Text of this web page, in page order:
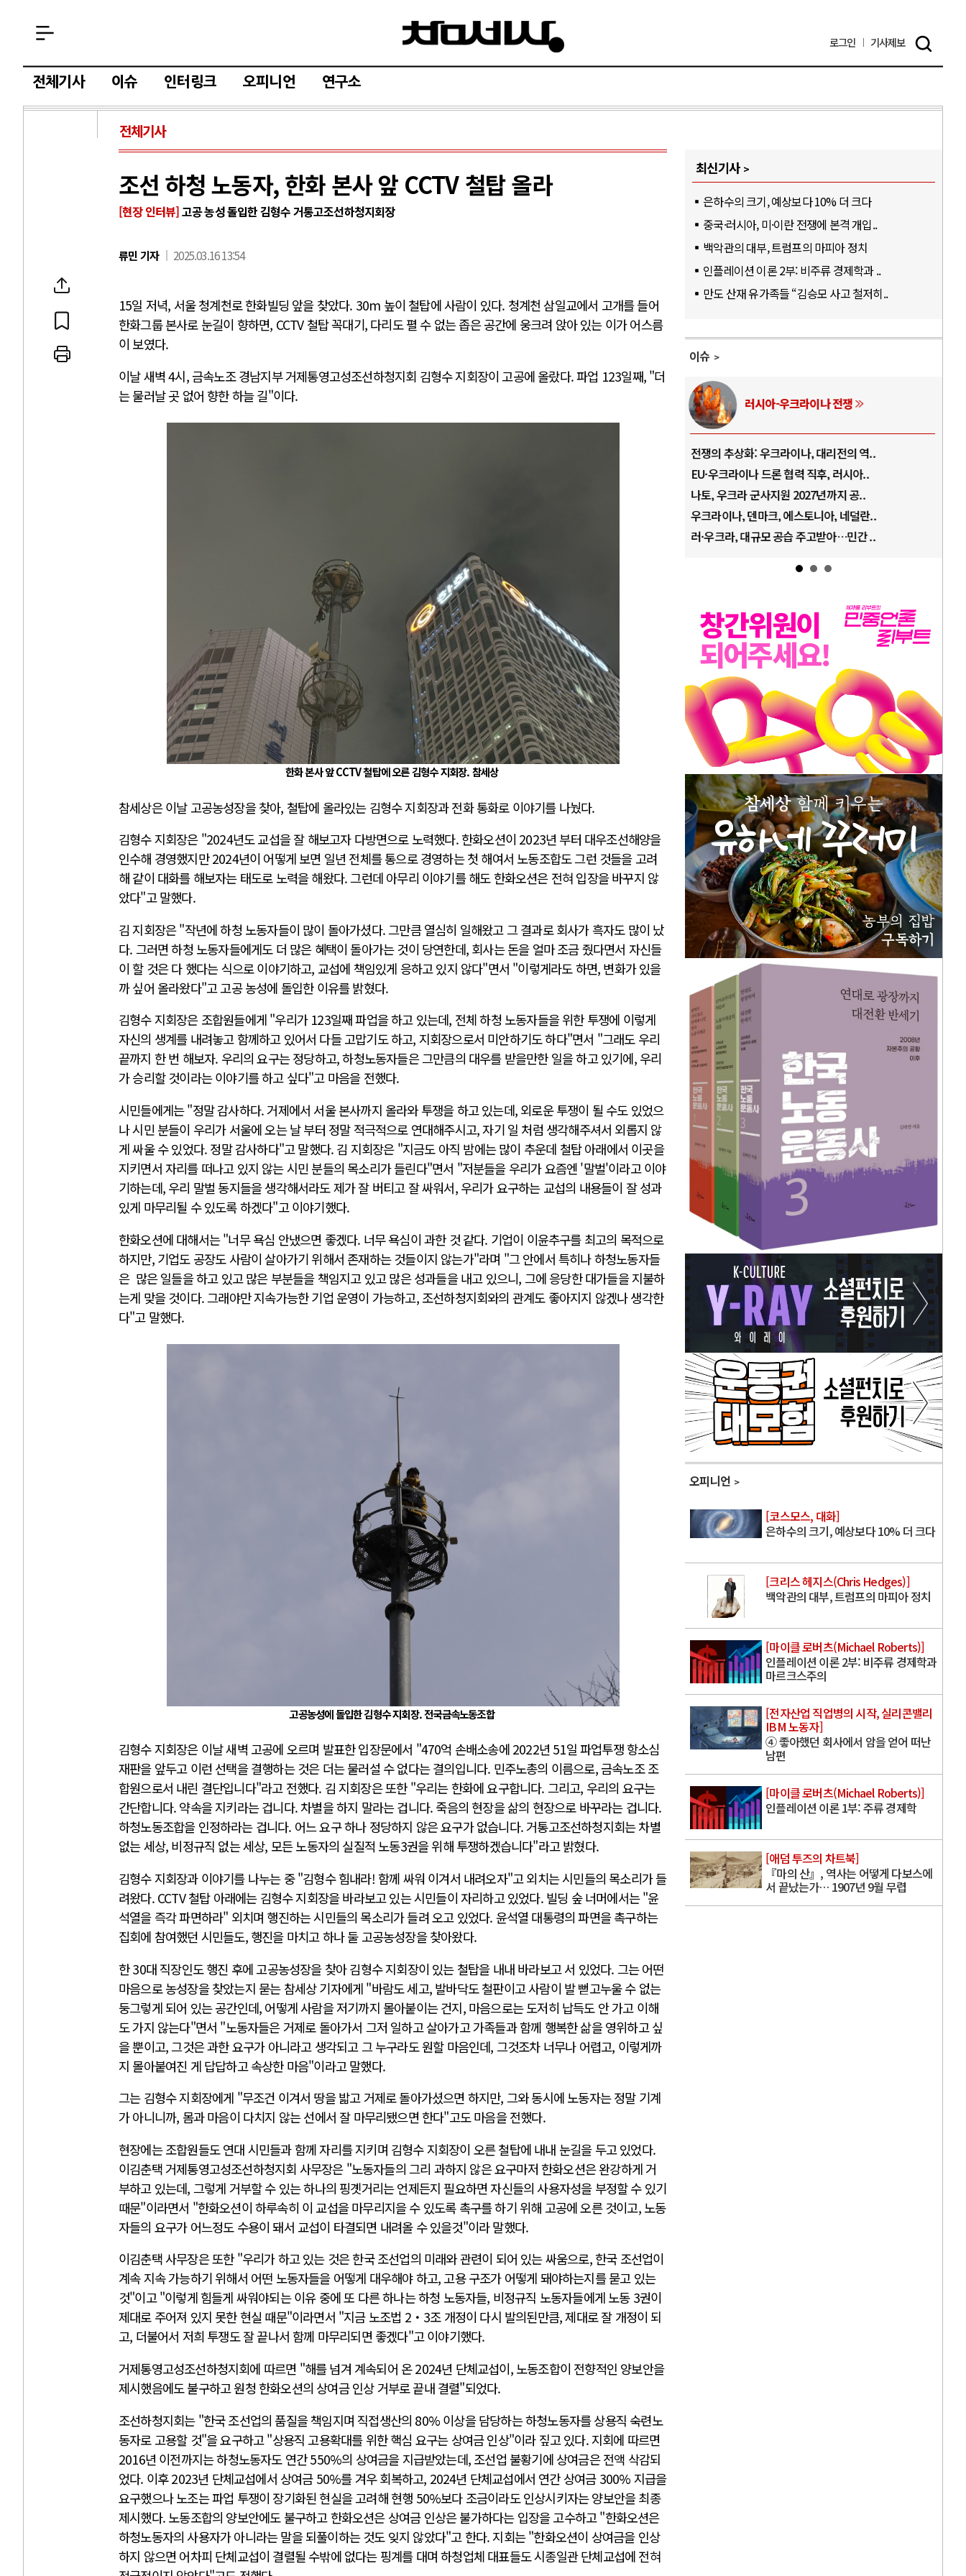
로그인 기사제보
전체기사 이슈 인터링크 오피니언 연구소
전체기사
조선 하청 노동자, 한화 본사 앞 CCTV 철탑 올라
[현장 인터뷰]고공 농성 돌입한 김형수 거통고조선하청지회장
류민 기자 2025.03.16 13:54
15일 저녁, 서울 청계천로 한화빌딩 앞을 찾았다. 30m 높이 철탑에 사람이 있다. 청계천 삼일교에서 고개를 들어
한화그룹 본사로 눈길이 향하면, CCTV 철탑 꼭대기, 다리도 펼 수 없는 좁은 공간에 웅크려 앉아 있는 이가 어스름
이 보였다.
이날 새벽 4시, 금속노조 경남지부 거제통영고성조선하청지회 김형수 지회장이 고공에 올랐다. 파업 123일째, "더
는 물러날 곳 없어 향한 하늘 길"이다.
한화 본사 앞 CCTV 철탑에 오른 김형수 지회장. 참세상
참세상은 이날 고공농성장을 찾아, 철탑에 올라있는 김형수 지회장과 전화 통화로 이야기를 나눴다.
김형수 지회장은 "2024년도 교섭을 잘 해보고자 다방면으로 노력했다. 한화오션이 2023년 부터 대우조선해양을
인수해 경영했지만 2024년이 어떻게 보면 일년 전체를 통으로 경영하는 첫 해여서 노동조합도 그런 것들을 고려
해 같이 대화를 해보자는 태도로 노력을 해왔다. 그런데 아무리 이야기를 해도 한화오션은 전혀 입장을 바꾸지 않
았다"고 말했다.
김 지회장은 "작년에 하청 노동자들이 많이 돌아가셨다. 그만큼 열심히 일해왔고 그 결과로 회사가 흑자도 많이 났
다. 그러면 하청 노동자들에게도 더 많은 혜택이 돌아가는 것이 당연한데, 회사는 돈을 얼마 조금 줬다면서 자신들
이 할 것은 다 했다는 식으로 이야기하고, 교섭에 책임있게 응하고 있지 않다"면서 "이렇게라도 하면, 변화가 있을
까 싶어 올라왔다"고 고공 농성에 돌입한 이유를 밝혔다.
김형수 지회장은 조합원들에게 "우리가 123일째 파업을 하고 있는데, 전체 하청 노동자들을 위한 투쟁에 이렇게
자신의 생계를 내려놓고 함께하고 있어서 다들 고맙기도 하고, 지회장으로서 미안하기도 하다"면서 "그래도 우리
끝까지 한 번 해보자. 우리의 요구는 정당하고, 하청노동자들은 그만큼의 대우를 받을만한 일을 하고 있기에, 우리
가 승리할 것이라는 이야기를 하고 싶다"고 마음을 전했다.
시민들에게는 "정말 감사하다. 거제에서 서울 본사까지 올라와 투쟁을 하고 있는데, 외로운 투쟁이 될 수도 있었으
나 시민 분들이 우리가 서울에 오는 날 부터 정말 적극적으로 연대해주시고, 자기 일 처럼 생각해주셔서 외롭지 않
게 싸울 수 있었다. 정말 감사하다"고 말했다. 김 지회장은 "지금도 아직 밤에는 많이 추운데 철탑 아래에서 이곳을
지키면서 자리를 떠나고 있지 않는 시민 분들의 목소리가 들린다"면서 "저분들을 우리가 요즘엔 '말벌'이라고 이야
기하는데, 우리 말벌 동지들을 생각해서라도 제가 잘 버티고 잘 싸워서, 우리가 요구하는 교섭의 내용들이 잘 성과
있게 마무리될 수 있도록 하겠다"고 이야기했다.
한화오션에 대해서는 "너무 욕심 안냈으면 좋겠다. 너무 욕심이 과한 것 같다. 기업이 이윤추구를 최고의 목적으로
하지만, 기업도 공장도 사람이 살아가기 위해서 존재하는 것들이지 않는가"라며 "그 안에서 특히나 하청노동자들
은 많은 일들을 하고 있고 많은 부분들을 책임지고 있고 많은 성과들을 내고 있으니, 그에 응당한 대가들을 지불하
는게 맞을 것이다. 그래야만 지속가능한 기업 운영이 가능하고, 조선하청지회와의 관계도 좋아지지 않겠나 생각한
다"고 말했다.
고공농성에 돌입한 김형수 지회장. 전국금속노동조합
김형수 지회장은 이날 새벽 고공에 오르며 발표한 입장문에서 "470억 손배소송에 2022년 51일 파업투쟁 항소심
재판을 앞두고 이런 선택을 결행하는 것은 더는 물러설 수 없다는 결의입니다. 민주노총의 이름으로, 금속노조 조
합원으로서 내린 결단입니다"라고 전했다. 김 지회장은 또한 "우리는 한화에 요구합니다. 그리고, 우리의 요구는
간단합니다. 약속을 지키라는 겁니다. 차별을 하지 말라는 겁니다. 죽음의 현장을 삶의 현장으로 바꾸라는 겁니다.
하청노동조합을 인정하라는 겁니다. 어느 요구 하나 정당하지 않은 요구가 없습니다. 거통고조선하청지회는 차별
없는 세상, 비정규직 없는 세상, 모든 노동자의 실질적 노동3권을 위해 투쟁하겠습니다"라고 밝혔다.
김형수 지회장과 이야기를 나누는 중 "김형수 힘내라! 함께 싸워 이겨서 내려오자"고 외치는 시민들의 목소리가 들
려왔다. CCTV 철탑 아래에는 김형수 지회장을 바라보고 있는 시민들이 자리하고 있었다. 빌딩 숲 너머에서는 "윤
석열을 즉각 파면하라" 외치며 행진하는 시민들의 목소리가 들려 오고 있었다. 윤석열 대통령의 파면을 촉구하는
집회에 참여했던 시민들도, 행진을 마치고 하나 둘 고공농성장을 찾아왔다.
한 30대 직장인도 행진 후에 고공농성장을 찾아 김형수 지회장이 있는 철탑을 내내 바라보고 서 있었다. 그는 어떤
마음으로 농성장을 찾았는지 묻는 참세상 기자에게 "바람도 세고, 발바닥도 철판이고 사람이 발 뻗고누울 수 없는
둥그렇게 되어 있는 공간인데, 어떻게 사람을 저기까지 몰아붙이는 건지, 마음으로는 도저히 납득도 안 가고 이해
도 가지 않는다"면서 "노동자들은 거제로 돌아가서 그저 일하고 살아가고 가족들과 함께 행복한 삶을 영위하고 싶
을 뿐이고, 그것은 과한 요구가 아니라고 생각되고 그 누구라도 원할 마음인데, 그것조차 너무나 어렵고, 이렇게까
지 몰아붙여진 게 답답하고 속상한 마음"이라고 말했다.
그는 김형수 지회장에게 "무조건 이겨서 땅을 밟고 거제로 돌아가셨으면 하지만, 그와 동시에 노동자는 정말 기계
가 아니니까, 몸과 마음이 다치지 않는 선에서 잘 마무리됐으면 한다"고도 마음을 전했다.
현장에는 조합원들도 연대 시민들과 함께 자리를 지키며 김형수 지회장이 오른 철탑에 내내 눈길을 두고 있었다.
이김춘택 거제통영고성조선하청지회 사무장은 "노동자들의 그리 과하지 않은 요구마저 한화오션은 완강하게 거
부하고 있는데, 그렇게 거부할 수 있는 하나의 핑곗거리는 언제든지 필요하면 자신들의 사용자성을 부정할 수 있기
때문"이라면서 "한화오션이 하루속히 이 교섭을 마무리지을 수 있도록 촉구를 하기 위해 고공에 오른 것이고, 노동
자들의 요구가 어느정도 수용이 돼서 교섭이 타결되면 내려올 수 있을것"이라 말했다.
이김춘택 사무장은 또한 "우리가 하고 있는 것은 한국 조선업의 미래와 관련이 되어 있는 싸움으로, 한국 조선업이
계속 지속 가능하기 위해서 어떤 노동자들을 어떻게 대우해야 하고, 고용 구조가 어떻게 돼야하는지를 묻고 있는
것"이고 "이렇게 힘들게 싸워야되는 이유 중에 또 다른 하나는 하청 노동자들, 비정규직 노동자들에게 노동 3권이
제대로 주어져 있지 못한 현실 때문"이라면서 "지금 노조법 2・3조 개정이 다시 발의된만큼, 제대로 잘 개정이 되
고, 더불어서 저희 투쟁도 잘 끝나서 함께 마무리되면 좋겠다"고 이야기했다.
거제통영고성조선하청지회에 따르면 "해를 넘겨 계속되어 온 2024년 단체교섭이, 노동조합이 전향적인 양보안을
제시했음에도 불구하고 원청 한화오션의 상여금 인상 거부로 끝내 결렬"되었다.
조선하청지회는 "한국 조선업의 품질을 책임지며 직접생산의 80% 이상을 담당하는 하청노동자를 상용직 숙련노
동자로 고용할 것"을 요구하고 "상용직 고용확대를 위한 핵심 요구는 상여금 인상"이라 짚고 있다. 지회에 따르면
2016년 이전까지는 하청노동자도 연간 550%의 상여금을 지급받았는데, 조선업 불황기에 상여금은 전액 삭감되
었다. 이후 2023년 단체교섭에서 상여금 50%를 겨우 회복하고, 2024년 단체교섭에서 연간 상여금 300% 지급을
요구했으나 노조는 파업 투쟁이 장기화된 현실을 고려해 현행 50%보다 조금이라도 인상시키자는 양보안을 최종
제시했다. 노동조합의 양보안에도 불구하고 한화오션은 상여금 인상은 불가하다는 입장을 고수하고 "한화오션은
하청노동자의 사용자가 아니라는 말을 되풀이하는 것도 잊지 않았다"고 한다. 지회는 "한화오션이 상여금을 인상
하지 않으면 어차피 단체교섭이 결렬될 수밖에 없다는 핑계를 대며 하청업체 대표들도 시종일관 단체교섭에 전혀
최신기사
은하수의 크기, 예상보다 10% 더 크다
중국·러시아, 미·이란 전쟁에 본격 개입..
백악관의 대부, 트럼프의 마피아 정치
인플레이션 이론 2부: 비주류 경제학과 ..
만도 산재 유가족들 “김승모 사고 철저히..
이슈
AI와 인간 중동 위기
호르무즈 갈등 격화, 트럼프 정치·경제 ..
호르무즈 해협 통행료를 철회한 트럼프
이란, 호르무즈 해협 봉쇄 선택한 배경
트럼프, 이란 압박수단 한계 직면
하마스, 가자 통치권 이양으로 휴전 의지..
오피니언
[코스모스, 대화]
은하수의 크기, 예상보다 10% 더 크다
[크리스 헤지스(Chris Hedges)]
백악관의 대부, 트럼프의 마피아 정치
[마이클 로버츠(Michael Roberts)]
인플레이션 이론 2부: 비주류 경제학과
마르크스주의
[전자산업 직업병의 시작, 실리콘밸리
IBM 노동자]
④ 좋아했던 회사에서 암을 얻어 떠난
남편
[마이클 로버츠(Michael Roberts)]
인플레이션 이론 1부: 주류 경제학
[애덤 투즈의 차트북]
『마의 산』, 역사는 어떻게 다보스에
서 끝났는가… 1907년 9월 무렵